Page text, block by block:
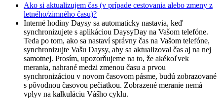
Ako si aktualizujem čas (v prípade cestovania alebo zmeny z
letného/zimného času)?
Interné hodiny Daysy sa automaticky nastavia, keď
synchronizujete s aplikáciou DaysyDay na Vašom telefóne.
Teda po tom, ako sa nastaví správny čas na Vašom telefóne,
synchronizujte Vašu Daysy, aby sa aktualizoval čas aj na nej
samotnej. Prosím, upozorňujeme na to, že akékoľvek
merania, nahrané medzi zmenou času a prvou
synchronizáciou v novom časovom pásme, budú zobrazované
s pôvodnou časovou pečiatkou. Zobrazené meranie nemá
vplyv na kalkuláciu Vášho cyklu.